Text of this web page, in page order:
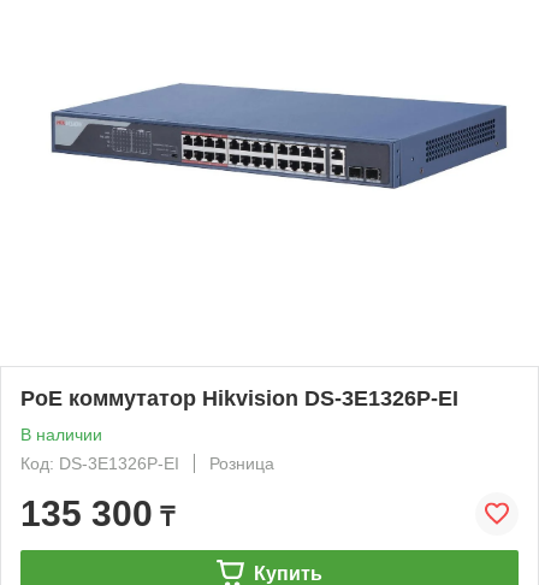
PoE коммутатор Hikvision DS-3E1326P-EI
В наличии
Код: DS-3E1326P-EI
Розница
135 300 ₸
Купить